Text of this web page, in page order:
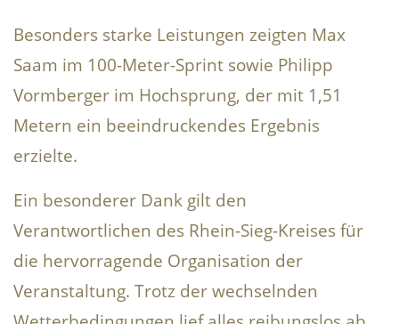
Besonders starke Leistungen zeigten Max
Saam im 100-Meter-Sprint sowie Philipp
Vormberger im Hochsprung, der mit 1,51
Metern ein beeindruckendes Ergebnis
erzielte.
Ein besonderer Dank gilt den
Verantwortlichen des Rhein-Sieg-Kreises für
die hervorragende Organisation der
Veranstaltung. Trotz der wechselnden